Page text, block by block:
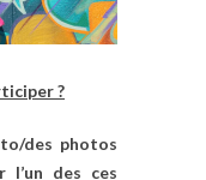
?
des photos
l’un des ces